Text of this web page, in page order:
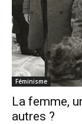
Féminisme
La femme,
autres ?